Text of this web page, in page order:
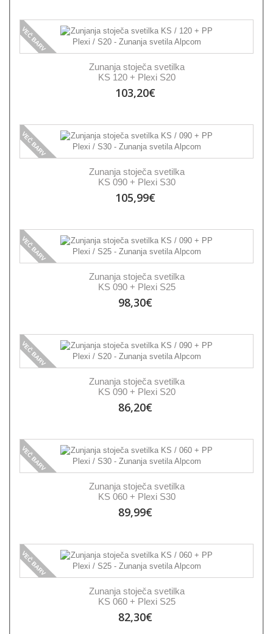
VEČ BARV
Zunanja stoječa svetilka
KS 120 + Plexi S20
103,20€
VEČ BARV
Zunanja stoječa svetilka
KS 090 + Plexi S30
105,99€
VEČ BARV
Zunanja stoječa svetilka
KS 090 + Plexi S25
98,30€
VEČ BARV
Zunanja stoječa svetilka
KS 090 + Plexi S20
86,20€
VEČ BARV
Zunanja stoječa svetilka
KS 060 + Plexi S30
89,99€
VEČ BARV
Zunanja stoječa svetilka
KS 060 + Plexi S25
82,30€